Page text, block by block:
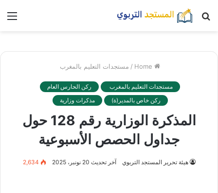
بحث
/ مستجدات التعليم بالمغرب
مستجدات التعليم بالمغرب
ركن الحارس العام
ركن خاص بالمدير(ة)
مذكرات وزارية
المذكرة الوزارية رقم 128 حول
جداول الحصص الأسبوعية
هيئة تحرير المستجد التربوي آخر تحديث 20 نونبر، 2025 2,634